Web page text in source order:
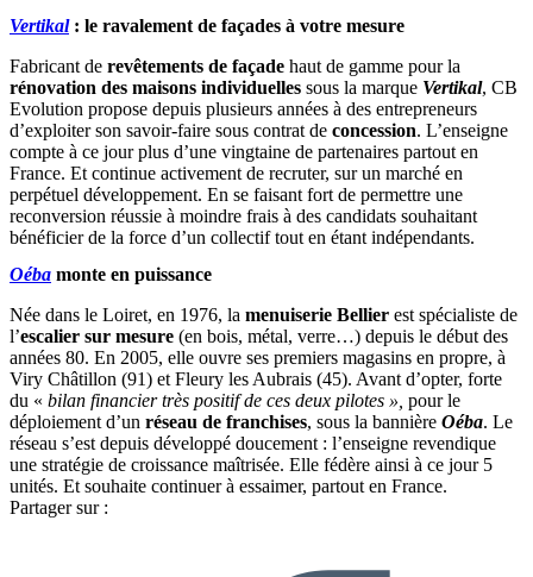
Vertikal : le ravalement de façades à votre mesure
Fabricant de revêtements de façade haut de gamme pour la
rénovation des maisons individuelles sous la marque Vertikal, CB
Evolution propose depuis plusieurs années à des entrepreneurs
d’exploiter son savoir-faire sous contrat de concession. L’enseigne
compte à ce jour plus d’une vingtaine de partenaires partout en
France. Et continue activement de recruter, sur un marché en
perpétuel développement. En se faisant fort de permettre une
reconversion réussie à moindre frais à des candidats souhaitant
bénéficier de la force d’un collectif tout en étant indépendants.
Oéba monte en puissance
Née dans le Loiret, en 1976, la menuiserie Bellier est spécialiste de
l’escalier sur mesure (en bois, métal, verre…) depuis le début des
années 80. En 2005, elle ouvre ses premiers magasins en propre, à
Viry Châtillon (91) et Fleury les Aubrais (45). Avant d’opter, forte
du « bilan financier très positif de ces deux pilotes », pour le
déploiement d’un réseau de franchises, sous la bannière Oéba. Le
réseau s’est depuis développé doucement : l’enseigne revendique
une stratégie de croissance maîtrisée. Elle fédère ainsi à ce jour 5
unités. Et souhaite continuer à essaimer, partout en France.
Partager sur :